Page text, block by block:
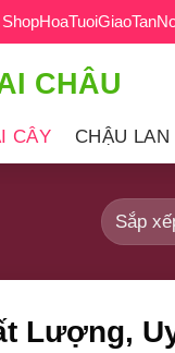
CHÂU
CÂY CHẬU
Lượng,